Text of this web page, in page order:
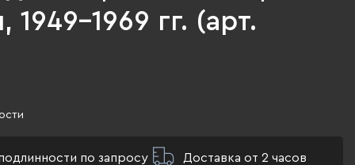
1949-1969 гг. (арт.
по запросу Доставка от 2 часов